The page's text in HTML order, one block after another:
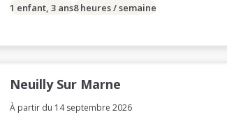
1 enfant, 3 ans8 heures / semaine
Neuilly Sur Marne
À partir du 14 septembre 2026